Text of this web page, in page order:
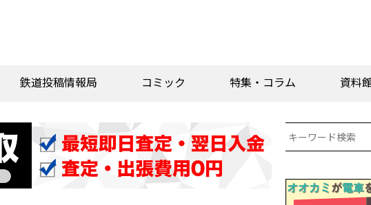
鉄道投稿情報局 コミック 特集・コラム 資料